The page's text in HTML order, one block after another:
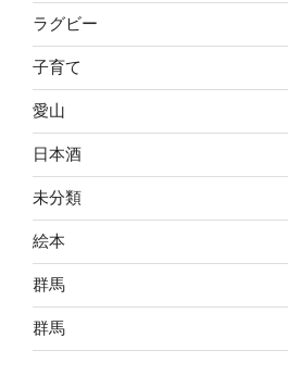
ラグビー
子育て
愛山
日本酒
未分類
絵本
群馬
群馬